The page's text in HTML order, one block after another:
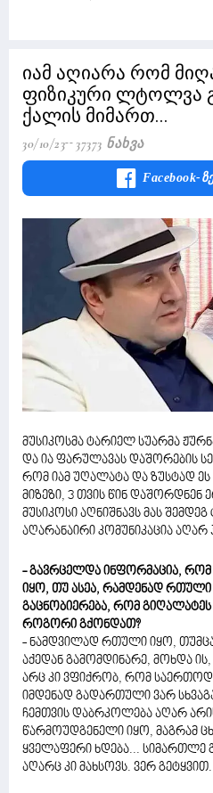
იამ აღიარა რომ
ფიზიკური ლტოლვა
ქალის მიმართ...
30/10/23 37373 Ნახვა
Facebook-
მუსიკოსმა ტარიელ სუარმა
და ია ფარულავას დაშორების
რომ იამ უღალატა და ზუსტად
მიზეზი, 3 თვის წინ
მუსიკოსი აღნიშნავს მას
აღარანაირი კომუნიკაცია აღარ
- გავრცელდა ინფორმაცია,
იყო, თუ ასეა, რამდენად რთული
გაცნობიერება, რომ
როგორი გქონდათ?
- ნამდვილად რთული იყო,
აქედან გამომდინარე, მოხდა
არც კი ვფიქრობ, რომ
იმდენად გადართული ვარ
ჩემთვის დაბრკოლება აღარ
წარმოუდგენელი იყო, მაგრამ
ყველაფერი ხდება... სიმართლე
აღარც კი მახსოვს. ვერ გეტყვით.